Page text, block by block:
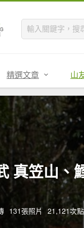
精選文章 山
真笠山、
131張照片 21,121次